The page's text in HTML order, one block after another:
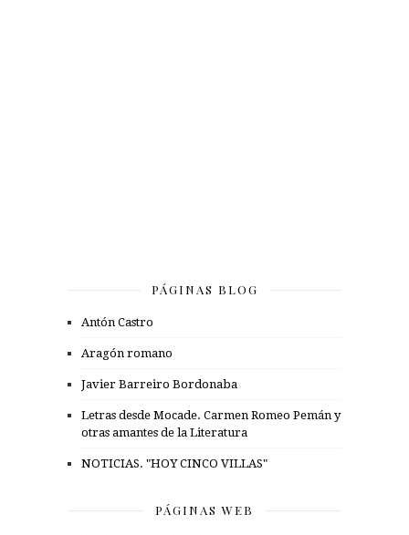
PÁGINAS BLOG
Antón Castro
Aragón romano
Javier Barreiro Bordonaba
Letras desde Mocade. Carmen Romeo Pemán y
otras amantes de la Literatura
NOTICIAS. "HOY CINCO VILLAS"
PÁGINAS WEB